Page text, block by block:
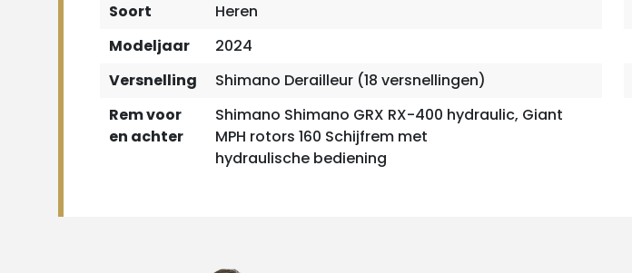
Soort
Heren
Modeljaar
2024
Versnelling
Shimano Derailleur (18 versnellingen)
Rem voor
en achter
Shimano Shimano GRX RX-400 hydraulic, Giant
MPH rotors 160 Schijfrem met
hydraulische bediening